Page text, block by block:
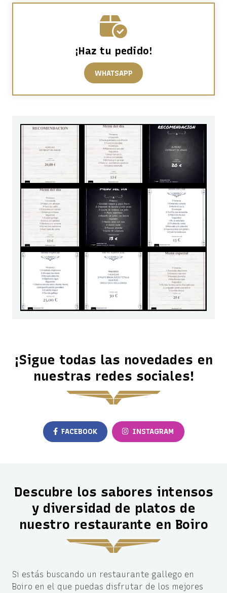
¡Haz tu pedido!
WHATSAPP
¡Sigue todas las novedades en
nuestras redes sociales!
FACEBOOK INSTAGRAM
Descubre los sabores intensos
y diversidad de platos de
nuestro restaurante en Boiro
Si estás buscando un restaurante gallego en
Boiro en el que puedas disfrutar de los mejores